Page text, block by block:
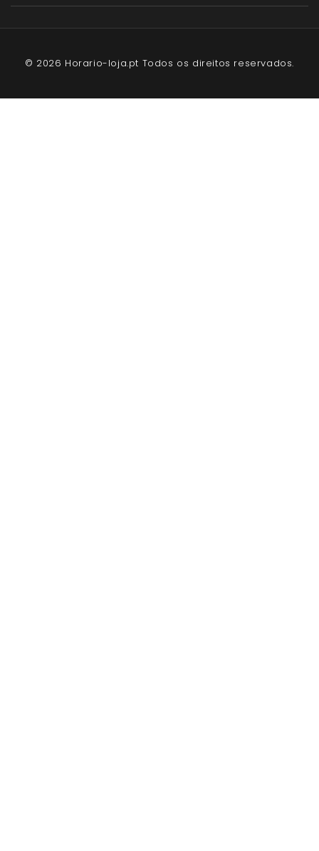
© 2026 Horario-loja.pt Todos os direitos reservados.